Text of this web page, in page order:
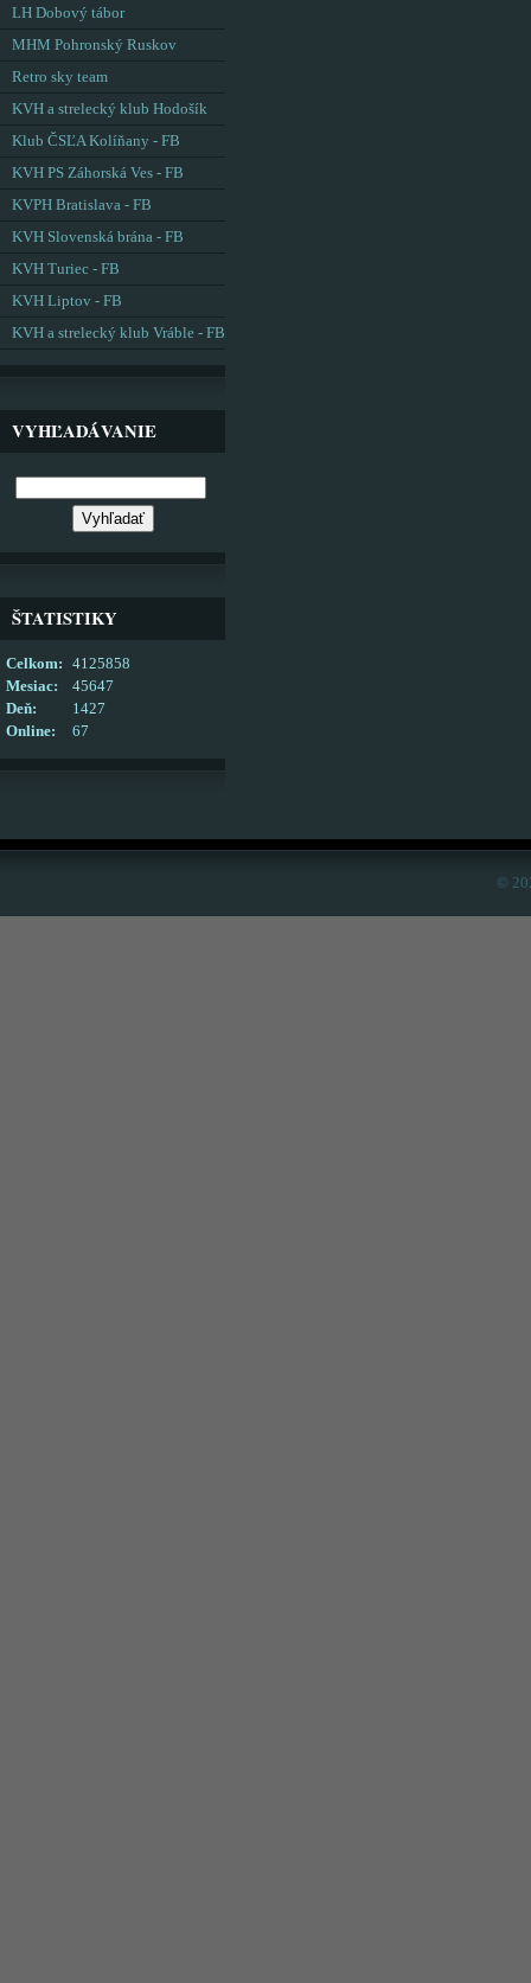
LH Dobový tábor
MHM Pohronský Ruskov
Retro sky team
KVH a strelecký klub Hodošík
Klub ČSĽA Kolíňany - FB
KVH PS Záhorská Ves - FB
KVPH Bratislava - FB
KVH Slovenská brána - FB
KVH Turiec - FB
KVH Liptov - FB
KVH a strelecký klub Vráble - FB
VYHĽADÁVANIE
ŠTATISTIKY
Online: 67
Celkom:
4125858
Mesiac:
45647
Deň:
1427
©